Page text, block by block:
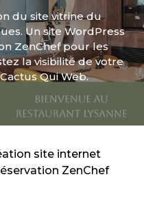
du site vitrine du
Un site WordPress
ZenChef pour les
la visibilité de votre
Qui Web.
site internet
ZenChef